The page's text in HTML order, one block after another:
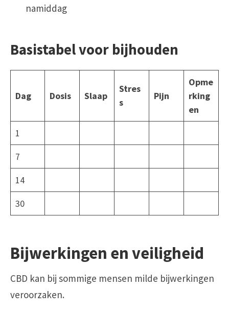
namiddag
Basistabel voor bijhouden
Dag Dosis Slaap
Stres
s
Pijn
Opme
rking
en
1
7
14
30
Bijwerkingen en veiligheid
CBD kan bij sommige mensen milde bijwerkingen
veroorzaken.